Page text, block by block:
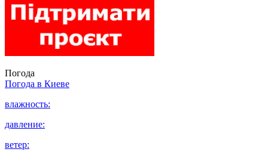
Погода
Погода в Киеве
влажность:
давление:
ветер: